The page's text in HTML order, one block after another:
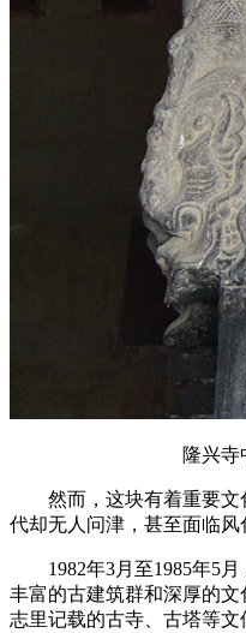
隆兴寺
然而，这块有着重要文
代却无人问津，甚至面临风
1982年3月至1985年5月
丰富的古建筑群和深厚的
志里记载的古寺、古塔等文